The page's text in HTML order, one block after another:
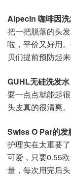
Alpecin 咖啡因
把一把脱落的头
啦，平价又好用
贝们提前预防起来
GUHL无硅洗发水
要一点点就能起
头皮真的很清爽。
Swiss O Par的发
护理实在太重要
可爱，只要0.55
量，每次用完后